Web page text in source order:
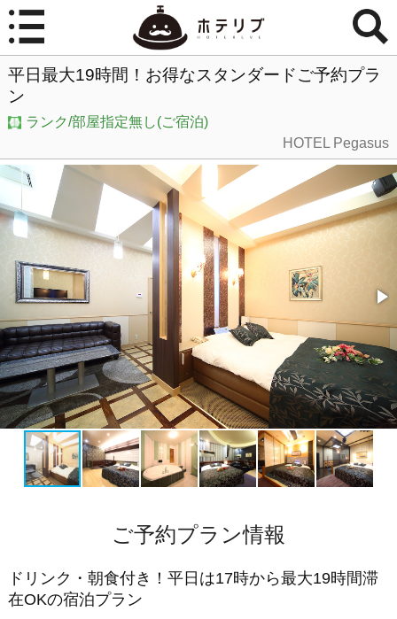
平日最大19時間！お得なスタンダードご予約プラ
ン
ランク/部屋指定無し(ご宿泊)
HOTEL Pegasus
ご予約プラン情報
ドリンク・朝食付き！平日は17時から最大19時間滞
在OKの宿泊プラン